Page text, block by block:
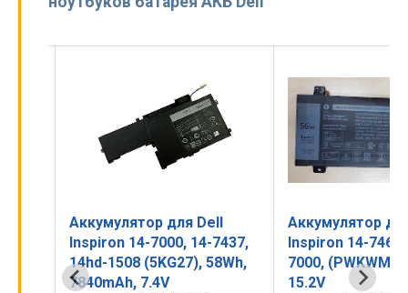
Аккумулятор для Dell
Inspiron 14-7000, 14-7437,
14hd-1508 (5KG27), 58Wh,
7840mAh, 7.4V
Аккумулятор
Inspiron 14-
7000, (PWKWM),
15.2V